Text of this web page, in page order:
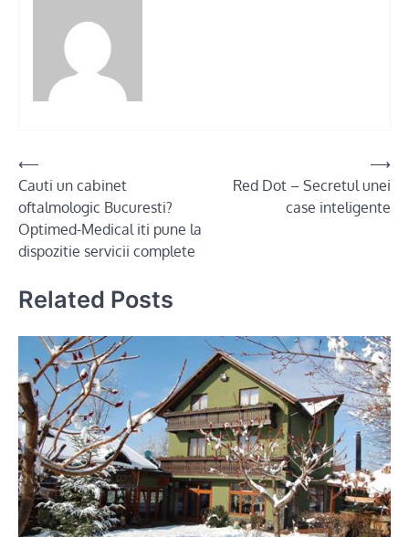
Post
navigation
⟵
Cauti un cabinet
oftalmologic Bucuresti?
Optimed-Medical iti pune la
dispozitie servicii complete
Red Dot – Secretul unei
case inteligente
⟶
Related Posts